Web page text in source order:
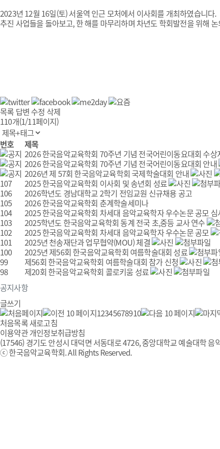
2023년 12월 16일(토) 서울역 인근 모처에서 이사회를 개최하였습니다.
추진 사업들을 돌아보고, 한 해를 마무리하며 차년도 학회발전을 위해
목록 답변 수정 삭제
110개(1/11페이지)
공지사항
번호
제목
2026 한국음악교육학회 70주년 기념 전국어린이동요대회 수상
2026 한국음악교육학회 70주년 기념 전국어린이동요대회 안내
2026년 제 57회 한국음악교육학회 국제학술대회 안내
107
2025 한국음악교육학회 이사회 및 송년회 성료
106
2026학년도 경남대학교 2학기 전임교원 신규채용 공고
105
2026 한국음악교육학회 춘계학술세미나
104
2025 한국음악교육학회 차세대 음악교육학자 우수논문 공모 심
103
2025학년도 한국음악교육학회 동계 전국 초,중등 교사 연수
102
2025 한국음악교육학회 차세대 음악교육학자 우수논문 공모
101
2025년 천송재단과 업무협약(MOU) 체결
100
2025년 제56회 한국음악교육학회 여름학술대회 성료
99
제56회 한국음악교육학회 여름학술대회 참가 신청
98
제20회 한국음악교육학회 콜로키움 성료
글쓰기
12345678910
처음목록새로고침
이용약관개인정보취급방침
(17546) 경기도 안성시 대덕면 서동대로 4726, 중앙대학교 예술대학 음
ⓒ 한국음악교육학회. All Rights Reserved.